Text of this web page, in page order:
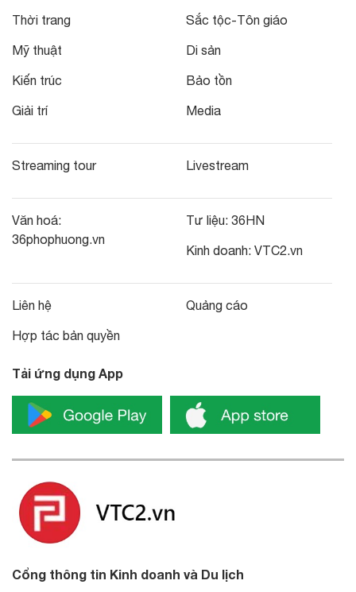
Thời trang
Mỹ thuật
Kiến trúc
Giải trí
Sắc tộc-Tôn giáo
Di sản
Bảo tồn
Media
Streaming tour Livestream
Văn hoá:
36phophuong.vn
Tư liệu: 36HN
Kinh doanh: VTC2.vn
Liên hệ
Hợp tác bản quyền
Quảng cáo
Tải ứng dụng App
Cổng thông tin Kinh doanh và Du lịch